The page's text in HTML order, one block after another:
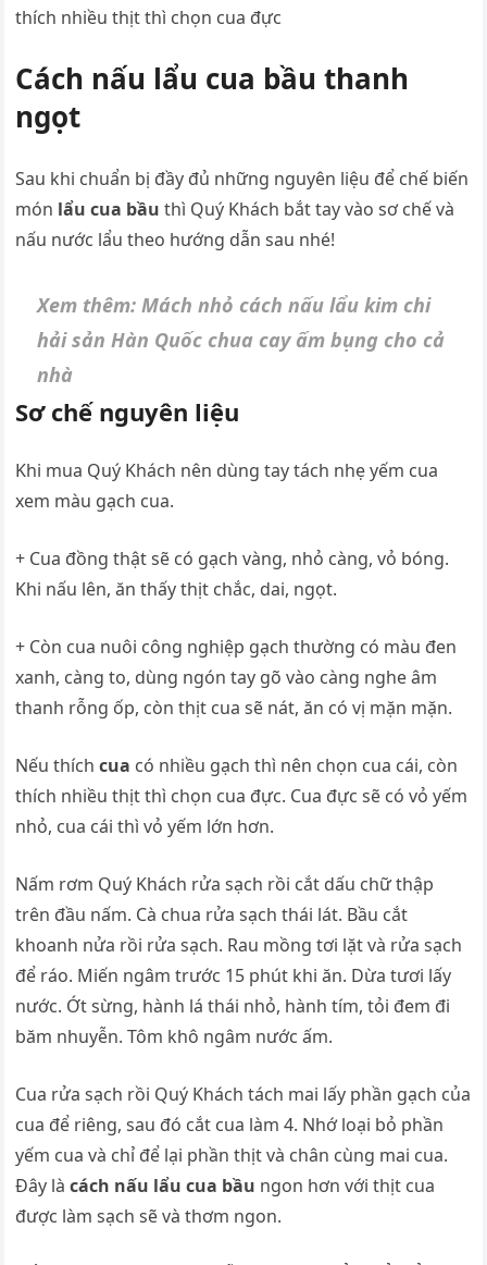
thích nhiều thịt thì chọn cua đực
Cách nấu lẩu cua bầu thanh
ngọt
Sau khi chuẩn bị đầy đủ những nguyên liệu để chế biến
món lẩu cua bầu thì Quý Khách bắt tay vào sơ chế và
nấu nước lẩu theo hướng dẫn sau nhé!
Xem thêm: Mách nhỏ cách nấu lẩu kim chi
hải sản Hàn Quốc chua cay ấm bụng cho cả
nhà
Sơ chế nguyên liệu
Khi mua Quý Khách nên dùng tay tách nhẹ yếm cua
xem màu gạch cua.
+ Cua đồng thật sẽ có gạch vàng, nhỏ càng, vỏ bóng.
Khi nấu lên, ăn thấy thịt chắc, dai, ngọt.
+ Còn cua nuôi công nghiệp gạch thường có màu đen
xanh, càng to, dùng ngón tay gõ vào càng nghe âm
thanh rỗng ốp, còn thịt cua sẽ nát, ăn có vị mặn mặn.
Nếu thíchcua có nhiều gạch thì nên chọn cua cái, còn
thích nhiều thịt thì chọn cua đực. Cua đực sẽ có vỏ yếm
nhỏ, cua cái thì vỏ yếm lớn hơn.
Nấm rơm Quý Khách rửa sạch rồi cắt dấu chữ thập
trên đầu nấm. Cà chua rửa sạch thái lát. Bầu cắt
khoanh nửa rồi rửa sạch. Rau mồng tơi lặt và rửa sạch
để ráo. Miến ngâm trước 15 phút khi ăn. Dừa tươi lấy
nước. Ớt sừng, hành lá thái nhỏ, hành tím, tỏi đem đi
băm nhuyễn. Tôm khô ngâm nước ấm.
Cua rửa sạch rồi Quý Khách tách mai lấy phần gạch của
cua để riêng, sau đó cắt cua làm 4. Nhớ loại bỏ phần
yếm cua và chỉ để lại phần thịt và chân cùng mai cua.
Đây làcách nấu lẩu cua bầu ngon hơn với thịt cua
được làm sạch sẽ và thơm ngon.